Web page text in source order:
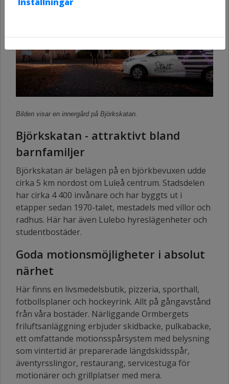
Bilden visar en innergård på Björkskatan.
Björkskatan - attraktivt bland
barnfamiljer
Björkskatan är belägen på en björkbevuxen udde
cirka 5 km nordost om Luleå centrum. Stadsdelen
har cirka 4 400 invånare och har byggts ut i
etapper sedan 1970-talet, mestadels med villor och
radhus. Här har även Lulebo hyreslägenheter och
studentbostäder.
Goda motionsmöjligheter i absolut
närhet
Här finns en livsmedelsbutik, pizzeria, sporthall,
fotbollsplaner och hockeyrink. Allt på gångavstånd
från våra bostäder. Närliggande Ormbergets
friluftsanläggning erbjuder skidbacke, pulkabacke,
ett omfattande motionsspårsystem med belysning
som vintertid är preparerade längdskidsspår,
äventyrsslingor, restaurang, servicestuga för
motionärer och grillplatser med mera.